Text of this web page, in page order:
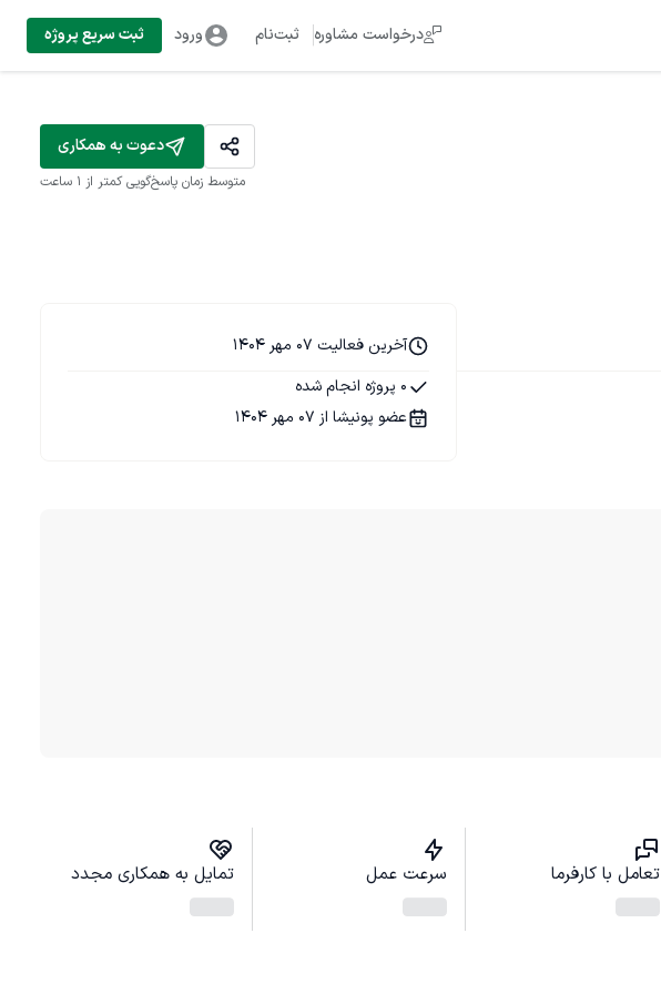
درخواست مشاوره ثبت‌نام ورود ثبت سریع پروژه
دعوت به همکاری
متوسط زمان پاسخ‌گویی کمتر از 1 ساعت
آخرین فعالیت 07 مهر 1404
0 پروژه انجام شده
عضو پونیشا از 07 مهر 1404
تعامل با کارفرما سرعت عمل تمایل به همکاری مجدد